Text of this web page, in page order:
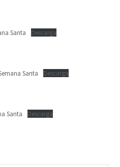
Santa Descarga
Santa Descarga
Santa Descarga